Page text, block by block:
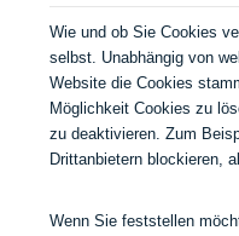
Wie und ob Sie Cookies
selbst. Unabhängig von
Website die Cookies
Möglichkeit Cookies zu
zu deaktivieren. Zum
Drittanbietern blockieren,
Wenn Sie feststellen